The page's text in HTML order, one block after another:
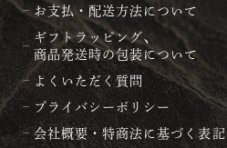
お支払・配送方法について
ギフトラッピング、
商品発送時の包装について
よくいただく質問
プライバシーポリシー
会社概要・特商法に基づく表記